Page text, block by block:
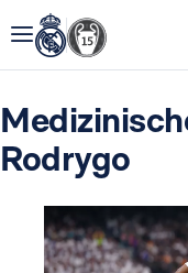
Rodrygo